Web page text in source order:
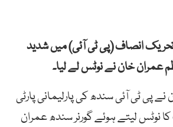
تحریک انصاف (پی ٹی آئی) میں شدید
عمران خان نے نوٹس لے لیا۔
پی ٹی آئی سندھ کی پارلیمانی پارٹی
نوٹس لیتے ہوئے گورنر سندھ عمران